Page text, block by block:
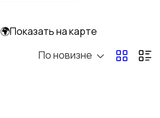
С/х животные
🌍Показать на карте
По новизне